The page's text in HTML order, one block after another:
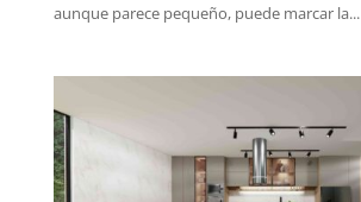
aunque parece pequeño, puede marcar la...